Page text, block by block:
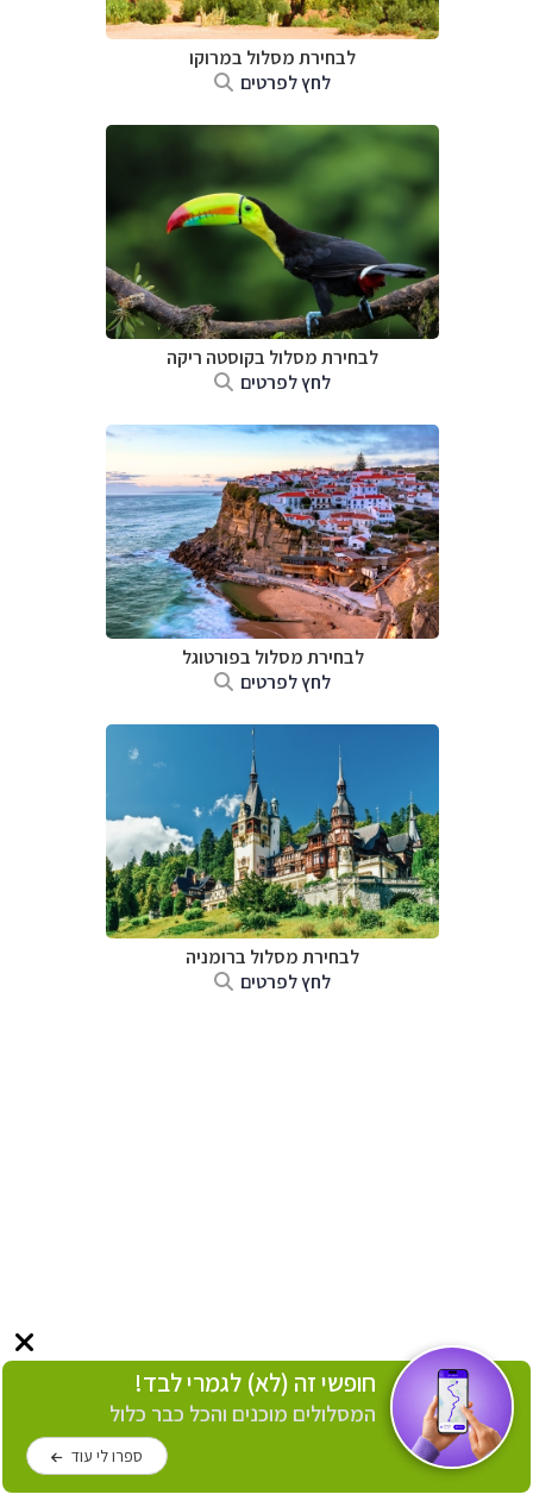
לבחירת מסלול במרוקו
לחץ לפרטים
לבחירת מסלול בקוסטה ריקה
לחץ לפרטים
לבחירת מסלול בפורטוגל
לחץ לפרטים
לבחירת מסלול ברומניה
לחץ לפרטים
חופשי זה (לא) לגמרי לבד!
המסלולים מוכנים והכל כבר כלול
ספרו לי עוד